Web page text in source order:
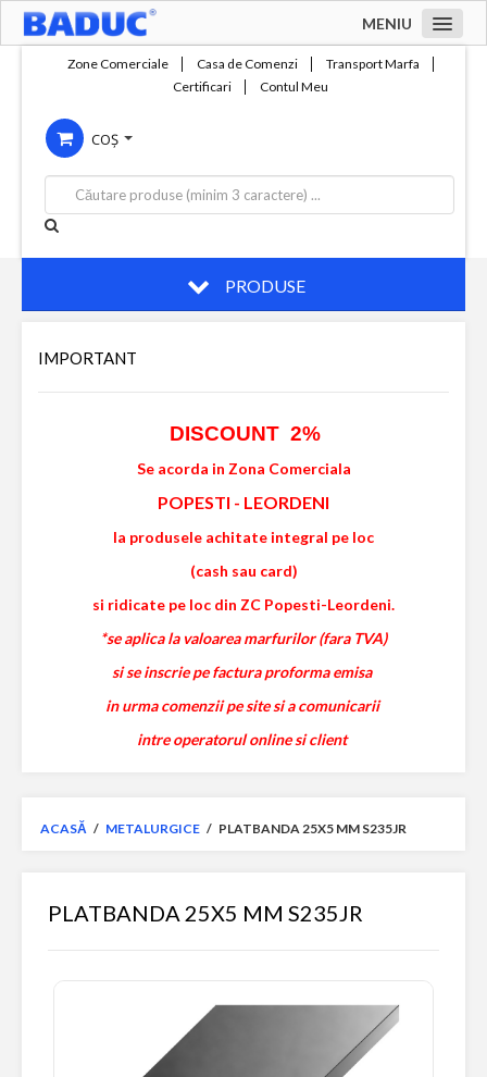
MENIU
Compania
Servicii
Productie
Contact
Zone Comerciale Casa de Comenzi
Transport Marfa
Certificari
Contul Meu
COȘ
PRODUSE
IMPORTANT
DISCOUNT 2%
Se acorda in Zona Comerciala
POPESTI - LEORDENI
la produsele achitate integral pe loc
(cash sau card)
si ridicate pe loc din ZC Popesti-Leordeni.
*se aplica la valoarea marfurilor (fara TVA)
si se inscrie pe factura proforma emisa
in urma comenzii pe site si a comunicarii
intre operatorul online si client
ACASĂ / METALURGICE / PLATBANDA 25X5 MM S235JR
PLATBANDA 25X5 MM S235JR